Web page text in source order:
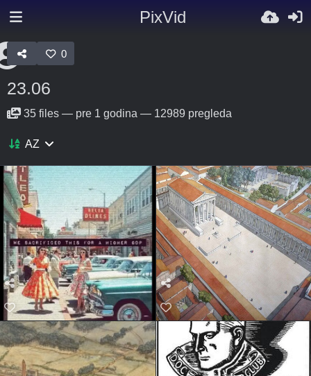
PixVid
0
23.06
35 files — pre 1 godina — 12989 pregleda
AZ